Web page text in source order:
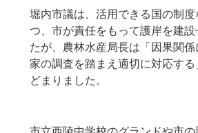
堀内市議は、活用できる国の制
つ、市が責任をもって護岸を建設
たが、農林水産局長は「因果関
家の調査を踏まえ適切に対応する
どまりました。